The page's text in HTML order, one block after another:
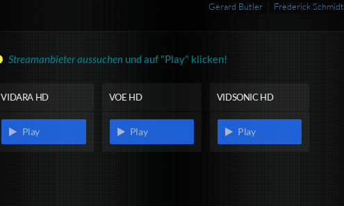
Gerard Butler Frederick Schmidt
Streamanbieter aussuchen und auf "Play" klicken!
VIDARA HD
Play
VOE HD
Play
VIDSONIC HD
Play